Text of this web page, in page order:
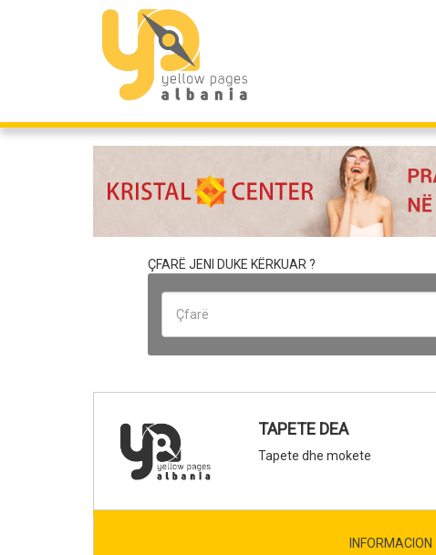
ÇFARË JENI DUKE KËRKUAR ?
TAPETE DEA
Tapete dhe mokete
INFORMACION